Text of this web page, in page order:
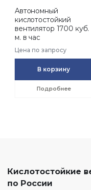
Автономный
кислотостойкий
вентилятор 1700 куб.
м. в час
Цена по запросу
В корзину
Подробнее
Кислотостойкие
по России